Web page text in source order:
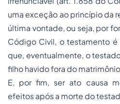
uma exceção ao princípio da
última vontade, ou seja, por
Código Civil, o testamento é
que, eventualmente, o
filho havido fora do
E, por fim, ser ato causa
efeitos após a morte do